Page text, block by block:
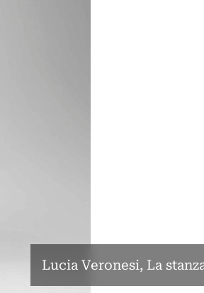
Lucia Veronesi, La